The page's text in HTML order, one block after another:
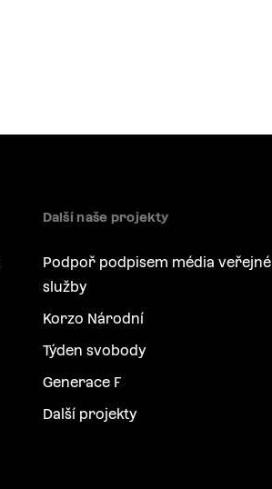
Další naše projekty
Podpoř podpisem média veřejné
služby
Korzo Národní
Týden svobody
Generace F
Další projekty